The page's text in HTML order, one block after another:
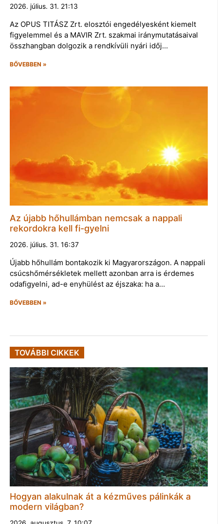
2026. július. 31. 21:13
Az OPUS TITÁSZ Zrt. elosztói engedélyesként kiemelt
figyelemmel és a MAVIR Zrt. szakmai iránymutatásaival
összhangban dolgozik a rendkívüli nyári időj…
BŐVEBBEN »
Az újabb hőhullámban nemcsak a nappali
rekordokra kell fi-gyelni
2026. július. 31. 16:37
Újabb hőhullám bontakozik ki Magyarországon. A nappali
csúcshőmérsékletek mellett azonban arra is érdemes
odafigyelni, ad-e enyhülést az éjszaka: ha a…
BŐVEBBEN »
TOVÁBBI CIKKEK
Hogyan alakulnak át a kézműves pálinkák a
modern világban?